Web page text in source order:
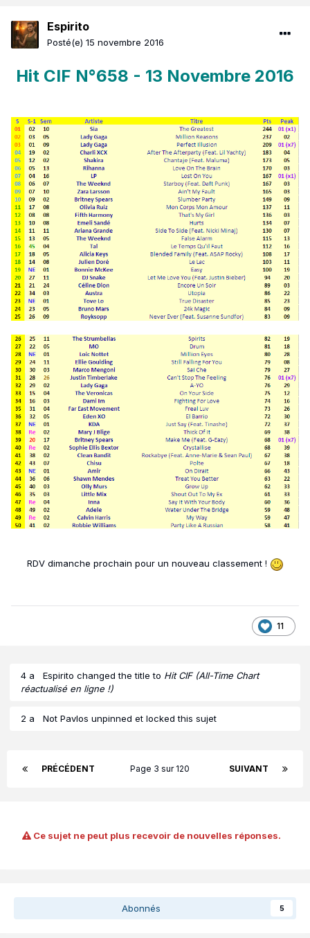
Espirito
Posté(e) 15 novembre 2016
Hit CIF N°658 - 13 Novembre 2016
RDV dimanche prochain pour un nouveau classement !
11
4 a Espirito changed the title to Hit CIF (All-Time Chart
réactualisé en ligne !)
2 a Not Pavlos unpinned et locked this sujet
PRÉCÉDENT SUIVANT
Page 3 sur 120
Ce sujet ne peut plus recevoir de nouvelles réponses.
Abonnés 5